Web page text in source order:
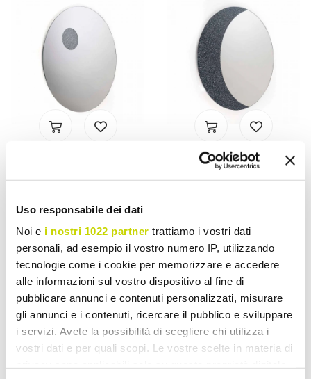
Uso responsabile dei dati
Noi e i nostri 1022 partner trattiamo i vostri dati
personali, ad esempio il vostro numero IP, utilizzando
tecnologie come i cookie per memorizzare e accedere
alle informazioni sul vostro dispositivo al fine di
pubblicare annunci e contenuti personalizzati, misurare
gli annunci e i contenuti, ricercare il pubblico e sviluppare
i servizi. Avete la possibilità di scegliere chi utilizza i
vostri dati e per quali scopi. Le vostre scelte in materia di
Italy Amos
$ 63.865,45 $ 79.831,81
- 20%
VIADURINI LIVING
$ 59.617,28 $ 74.521,60
- 20%